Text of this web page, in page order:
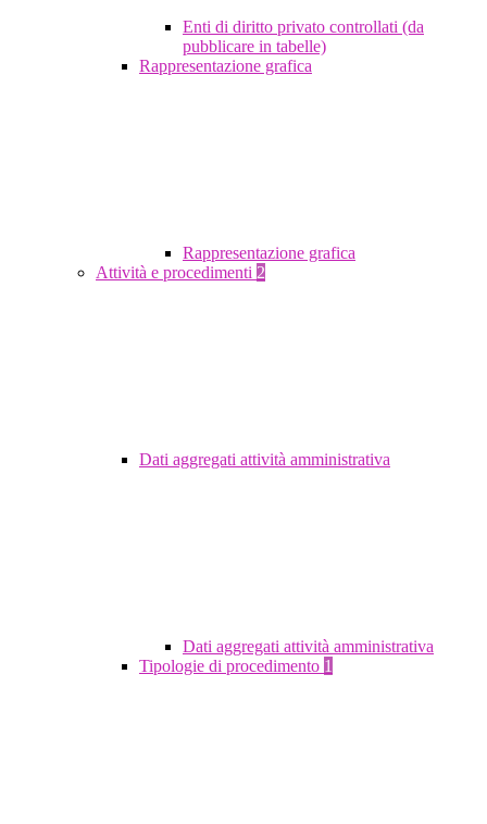
Enti di diritto privato controllati (da
pubblicare in tabelle)
Rappresentazione grafica
Rappresentazione grafica
Attività e procedimenti 2
Dati aggregati attività amministrativa
Dati aggregati attività amministrativa
Tipologie di procedimento 1